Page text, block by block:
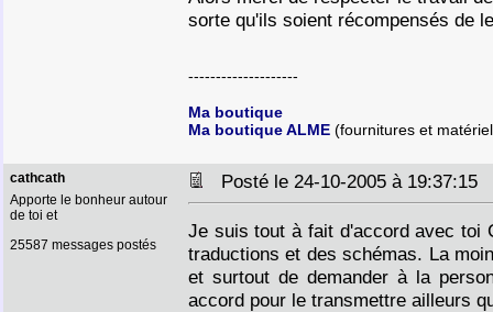
sorte qu'ils soient récompensés de
--------------------
Ma boutique
Ma boutique ALME (fournitures et
cathcath
Apporte le bonheur autour
de toi et
25587 messages postés
Posté le 24-10-2005 à 19:37:15
Je suis tout à fait d'accord avec toi
traductions et des schémas. La
et surtout de demander à la
accord pour le transmettre ailleurs